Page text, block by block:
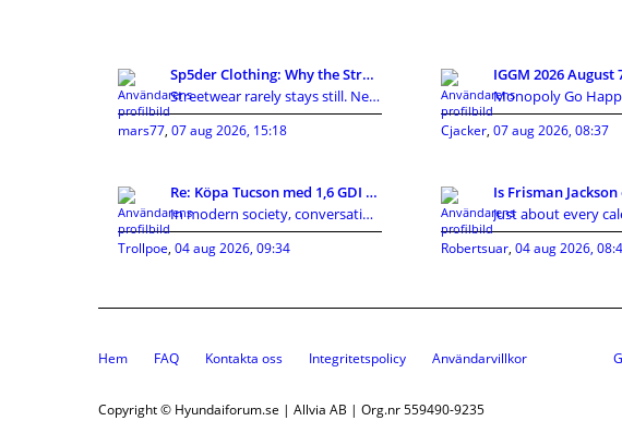
Sp5der Clothing: Why the Streetwear Brand Keeps Ge
Streetwear rarely stays still. New labels appear,
mars77, 07 aug 2026, 15:18 Cjacker, 07 aug 2026, 08:37
Re: Köpa Tucson med 1,6 GDI eller 1,7CRDI?
In modern society, conversations around privacy, p
Trollpoe, 04 aug 2026, 09:34 Robertsuar, 04 aug 2026,
Hem FAQ Kontakta oss Integritetspolicy Användarvillkor
Copyright © Hyundaiforum.se | Allvia AB | Org.nr 559490-9235